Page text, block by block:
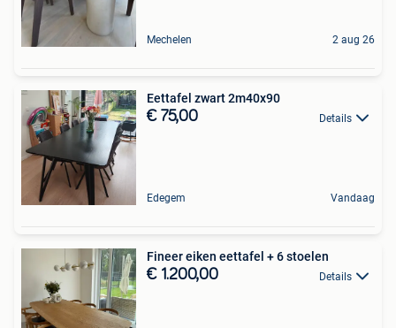
Mechelen 2 aug 26
Eettafel zwart 2m40x90
€ 75,00 Details
Edegem Vandaag
Fineer eiken eettafel + 6 stoelen
€ 1.200,00 Details